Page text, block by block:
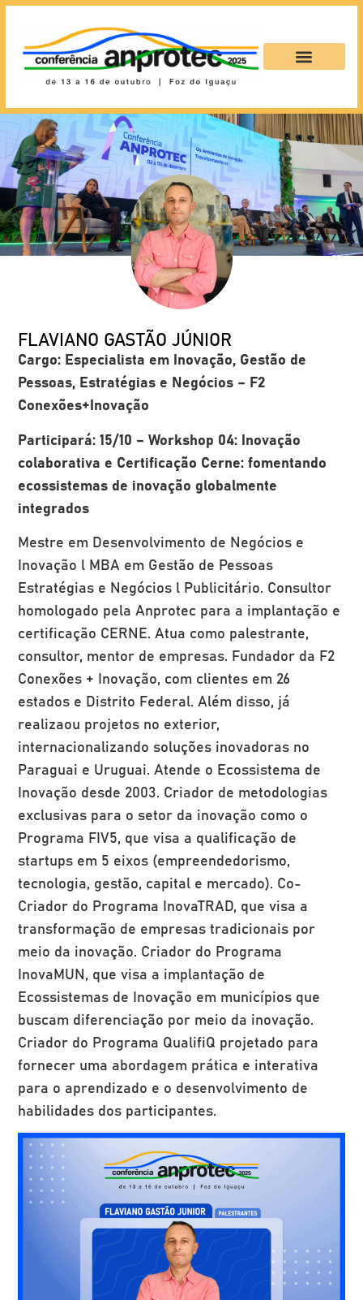
FLAVIANO GASTÃO JÚNIOR
Cargo: Especialista em Inovação, Gestão de
Pessoas, Estratégias e Negócios – F2
Conexões+Inovação
Participará: 15/10 – Workshop 04: Inovação
colaborativa e Certificação Cerne: fomentando
ecossistemas de inovação globalmente
integrados
Mestre em Desenvolvimento de Negócios e
Inovação l MBA em Gestão de Pessoas
Estratégias e Negócios l Publicitário. Consultor
homologado pela Anprotec para a implantação e
certificação CERNE. Atua como palestrante,
consultor, mentor de empresas. Fundador da F2
Conexões + Inovação, com clientes em 26
estados e Distrito Federal. Além disso, já
realizaou projetos no exterior,
internacionalizando soluções inovadoras no
Paraguai e Uruguai. Atende o Ecossistema de
Inovação desde 2003. Criador de metodologias
exclusivas para o setor da inovação como o
Programa FIV5, que visa a qualificação de
startups em 5 eixos (empreendedorismo,
tecnologia, gestão, capital e mercado). Co-
Criador do Programa InovaTRAD, que visa a
transformação de empresas tradicionais por
meio da inovação. Criador do Programa
InovaMUN, que visa a implantação de
Ecossistemas de Inovação em municípios que
buscam diferenciação por meio da inovação.
Criador do Programa QualifiQ projetado para
fornecer uma abordagem prática e interativa
para o aprendizado e o desenvolvimento de
habilidades dos participantes.